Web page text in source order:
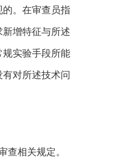
。在审查员指
增特征与所述
实验手段所能
对所述技术问
查相关规定。